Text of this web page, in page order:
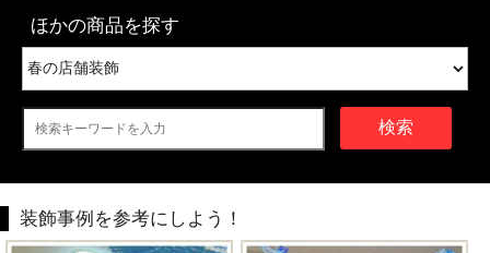
ほかの商品を探す
検索
装飾事例を参考にしよう！